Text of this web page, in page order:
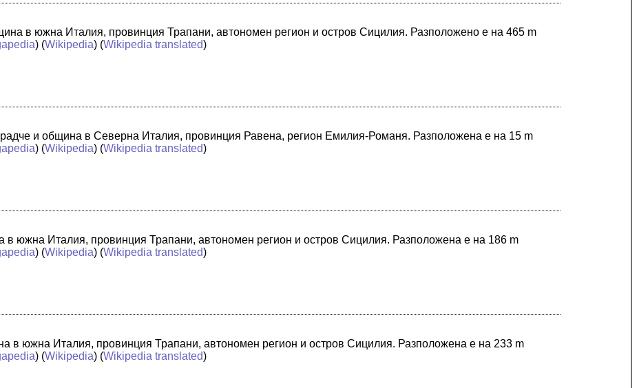
в южна Италия, провинция Трапани, автономен регион и остров Сицилия. Разположено е на 465 m
) (Wikipedia) (Wikipedia translated)
и община в Северна Италия, провинция Равена, регион Емилия-Романя. Разположена е на 15 m
) (Wikipedia) (Wikipedia translated)
в южна Италия, провинция Трапани, автономен регион и остров Сицилия. Разположена е на 186 m
) (Wikipedia) (Wikipedia translated)
в южна Италия, провинция Трапани, автономен регион и остров Сицилия. Разположена е на 233 m
) (Wikipedia) (Wikipedia translated)